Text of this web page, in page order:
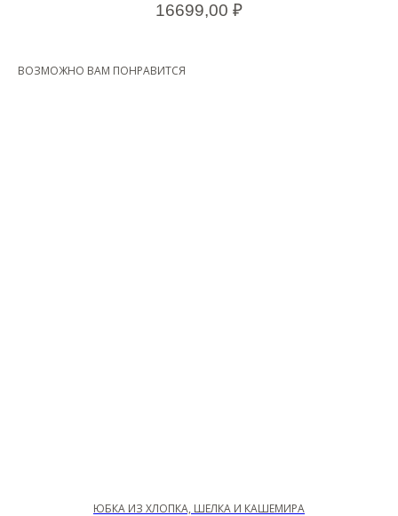
16699,00 ₽
ВОЗМОЖНО ВАМ ПОНРАВИТСЯ
ЮБКА ИЗ ХЛОПКА, ШЁЛКА И КАШЕМИРА